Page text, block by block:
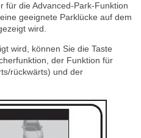
für die Advanced-Park-Funktion
geeignete Parklücke auf dem
wird.
wird, können Sie die Taste
der Funktion für
rückwärts) und der